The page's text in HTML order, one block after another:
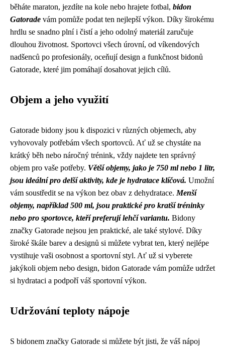
běháte maraton, jezdíte na kole nebo hrajete fotbal, bidon
Gatorade vám pomůže podat ten nejlepší výkon. Díky širokému
hrdlu se snadno plní i čistí a jeho odolný materiál zaručuje
dlouhou životnost. Sportovci všech úrovní, od víkendových
nadšenců po profesionály, oceňují design a funkčnost bidonů
Gatorade, které jim pomáhají dosahovat jejich cílů.
Objem a jeho využití
Gatorade bidony jsou k dispozici v různých objemech, aby
vyhovovaly potřebám všech sportovců. Ať už se chystáte na
krátký běh nebo náročný trénink, vždy najdete ten správný
objem pro vaše potřeby. Větší objemy, jako je 750 ml nebo 1 litr,
jsou ideální pro delší aktivity, kde je hydratace klíčová. Umožní
vám soustředit se na výkon bez obav z dehydratace. Menší
objemy, například 500 ml, jsou praktické pro kratší tréninky
nebo pro sportovce, kteří preferují lehčí variantu. Bidony
značky Gatorade nejsou jen praktické, ale také stylové. Díky
široké škále barev a designů si můžete vybrat ten, který nejlépe
vystihuje vaši osobnost a sportovní styl. Ať už si vyberete
jakýkoli objem nebo design, bidon Gatorade vám pomůže udržet
si hydrataci a podpoří váš sportovní výkon.
Udržování teploty nápoje
S bidonem značky Gatorade si můžete být jisti, že váš nápoj